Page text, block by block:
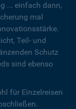
... einfach dann,
mal
Teil- und
Schutz
sind ebenso
für Einzelreisen